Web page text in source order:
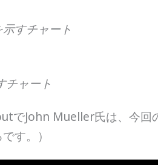
すチャート
チャート
John Mueller氏は、今回
す。）